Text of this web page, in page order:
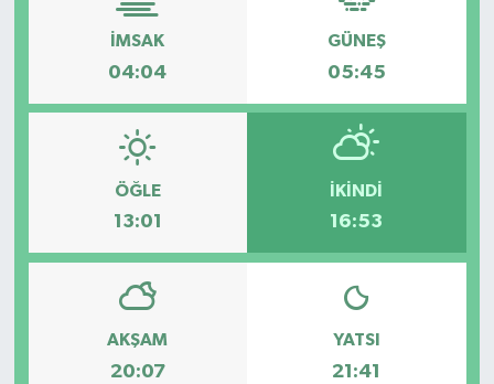
İMSAK
04:04
GÜNEŞ
05:45
ÖĞLE
13:01
İKINDI
16:53
AKŞAM
20:07
YATSI
21:41